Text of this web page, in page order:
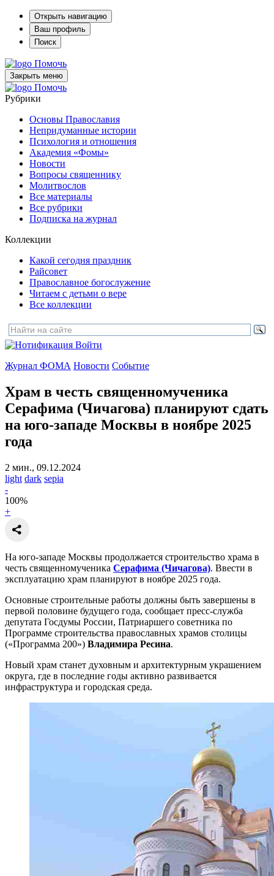
Открыть навигацию
Ваш профиль
Поиск
Помочь
Закрыть меню
Помочь
Рубрики
Основы Православия
Непридуманные истории
Психология и отношения
Академия «Фомы»
Новости
Вопросы священнику
Молитвослов
Все материалы
Все рубрики
Подписка на журнал
Коллекции
Какой сегодня праздник
Райсовет
Православное богослужение
Читаем с детьми о вере
Все коллекции
Войти
Журнал ФОМА Новости Событие
Храм в честь священномученика
Серафима (Чичагова) планируют сдать
на юго-западе Москвы в ноябре 2025
года
2 мин., 09.12.2024
light dark sepia
-
100%
+
На юго-западе Москвы продолжается строительство храма в
честь священномученика Серафима (Чичагова). Ввести в
эксплуатацию храм планируют в ноябре 2025 года.
Основные строительные работы должны быть завершены в
первой половине будущего года, сообщает пресс-служба
депутата Госдумы России, Патриаршего советника по
Программе строительства православных храмов столицы
(«Программа 200») Владимира Ресина.
Новый храм станет духовным и архитектурным украшением
округа, где в последние годы активно развивается
инфраструктура и городская среда.